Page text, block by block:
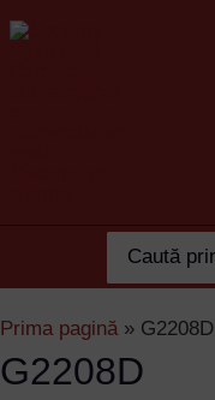
Skip
to
for:
Prima pagină» G2208D
G2208D